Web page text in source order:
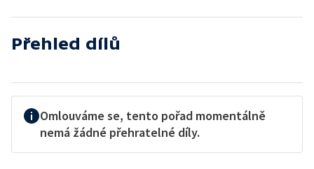
Přehled dílů
Omlouváme se, tento pořad momentálně
nemá žádné přehratelné díly.